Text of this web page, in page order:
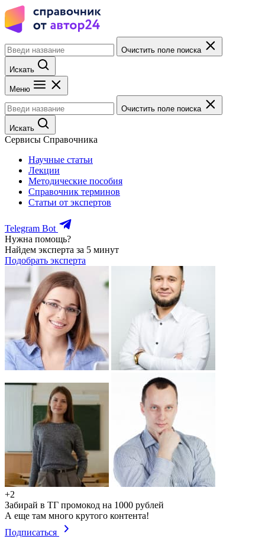
Очистить поле поиска
Искать
Меню
Очистить поле поиска
Искать
Сервисы Справочника
Научные статьи
Лекции
Методические пособия
Справочник терминов
Статьи от экспертов
Telegram Bot
Нужна помощь?
Найдем эксперта за 5 минут
Подобрать эксперта
+2
Забирай в ТГ промокод на 1000 рублей
А еще там много крутого контента!
Подписаться